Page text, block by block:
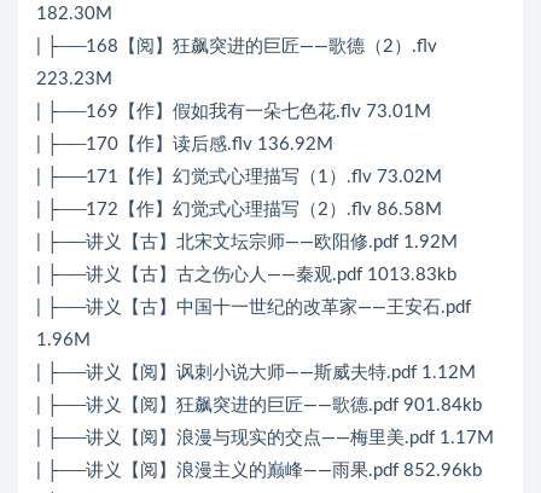
182.30M
| ├──168【阅】狂飙突进的巨匠——歌德（2）.flv
223.23M
| ├──169【作】假如我有一朵七色花.flv 73.01M
| ├──170【作】读后感.flv 136.92M
| ├──171【作】幻觉式心理描写（1）.flv 73.02M
| ├──172【作】幻觉式心理描写（2）.flv 86.58M
| ├──讲义【古】北宋文坛宗师——欧阳修.pdf 1.92M
| ├──讲义【古】古之伤心人——秦观.pdf 1013.83kb
| ├──讲义【古】中国十一世纪的改革家——王安石.pdf
1.96M
| ├──讲义【阅】讽刺小说大师——斯威夫特.pdf 1.12M
| ├──讲义【阅】狂飙突进的巨匠——歌德.pdf 901.84kb
| ├──讲义【阅】浪漫与现实的交点——梅里美.pdf 1.17M
| ├──讲义【阅】浪漫主义的巅峰——雨果.pdf 852.96kb